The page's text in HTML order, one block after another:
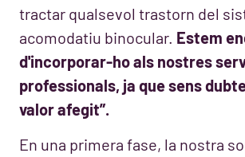
tractar qualsevol trastorn del
acomodatiu binocular. Estem
d'incorporar-ho als nostres
professionals, ja que sens
valor afegit”.
En una primera fase, la nostra